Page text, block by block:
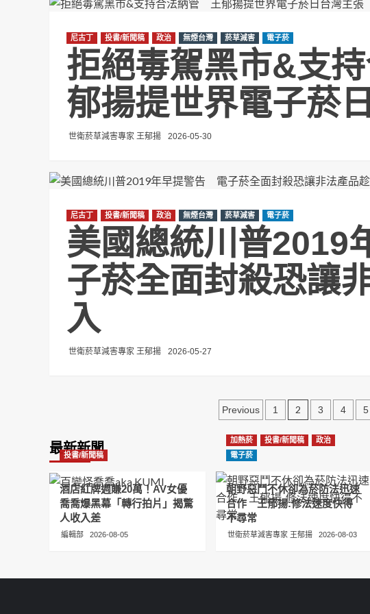
尼古丁 投書/新聞稿 政治 無煙台灣 菸草減害 電子菸
拒絕毒駕黑市&支
郁揚提世界電子菸
世衛菸草減害專家 王郁揚 2026-05-30
尼古丁 投書/新聞稿 政治 無煙台灣 菸草減害 電子菸
美國總統川普
子菸全面封殺恐讓
入
世衛菸草減害專家 王郁揚 2026-05-27
文
章
分
頁
Previous 1 2 3 4 5
最新新聞
投書/新聞稿
酒店紅牌週賺20萬！AV女優
喬喬爆黑幕「轉行拍片」揭驚
人收入差
編輯部 2026-08-05
加熱菸 投書/新聞稿
政治
電子菸
朝野惡鬥不休卻為菸防法迅速
合作 王郁揚:修法速度快得
不尋常
世衛菸草減害專家 王郁揚 2026-08-03